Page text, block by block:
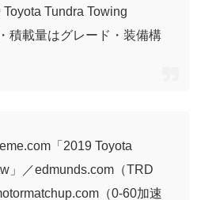
Tundra Towing
積載量はグレード・装備構
「2019 Toyota
」／edmunds.com（TRD
（0-60加速